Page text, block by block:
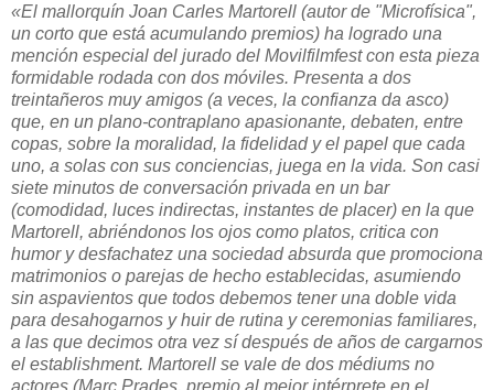
«El mallorquín Joan Carles Martorell (autor de "Microfísica",
un corto que está acumulando premios) ha logrado una
mención especial del jurado del Movilfilmfest con esta pieza
formidable rodada con dos móviles. Presenta a dos
treintañeros muy amigos (a veces, la confianza da asco)
que, en un plano-contraplano apasionante, debaten, entre
copas, sobre la moralidad, la fidelidad y el papel que cada
uno, a solas con sus conciencias, juega en la vida. Son casi
siete minutos de conversación privada en un bar
(comodidad, luces indirectas, instantes de placer) en la que
Martorell, abriéndonos los ojos como platos, critica con
humor y desfachatez una sociedad absurda que promociona
matrimonios o parejas de hecho establecidas, asumiendo
sin aspavientos que todos debemos tener una doble vida
para desahogarnos y huir de rutina y ceremonias familiares,
a las que decimos otra vez sí después de años de cargarnos
el establishment. Martorell se vale de dos médiums no
actores (Marc Prades, premio al mejor intérprete en el